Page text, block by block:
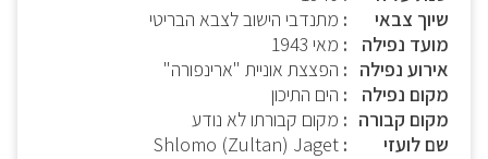
שיוך צבאי
מתנדבי הישוב לצבא הבריטי
מועד נפילה
מאי 1943
אירוע נפילה
הפצצת אוניית "ארינפורה"
מקום נפילה
הים התיכון
מקום קבורה
מקום קבורתו לא נודע
שם לועזי
Shlomo (Zultan) Jaget